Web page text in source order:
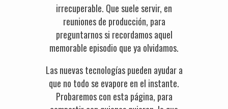
irrecuperable. Que suele servir, en
reuniones de producción, para
preguntarnos si recordamos aquel
memorable episodio que ya olvidamos.
Las nuevas tecnologías pueden ayudar a
que no todo se evapore en el instante.
Probaremos con esta página, para